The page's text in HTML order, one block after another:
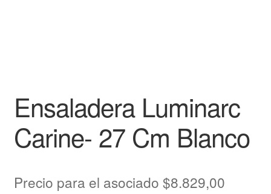
Ensaladera Luminarc
Carine- 27 Cm Blanco
Precio para el asociado $8.829,00